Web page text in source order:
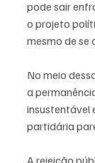
pode sair
o projeto
mesmo de se
No meio
a
insustentável
partidária
A rejeição